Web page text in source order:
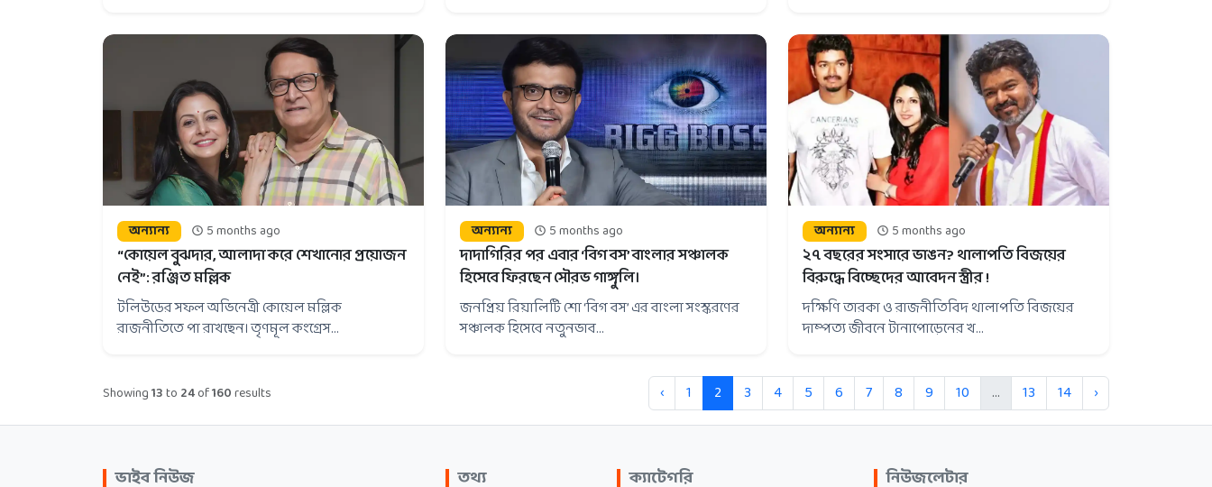
অন্যান্য 5 months ago
“কোয়েল বুঝদার, আলাদা করে শেখানোর প্রয়োজন
নেই”: রঞ্জিত মল্লিক
টলিউডের সফল অভিনেত্রী কোয়েল মল্লিক
রাজনীতিতে পা রাখছেন। তৃণমূল কংগ্রেস...
অন্যান্য 5 months ago
দাদাগিরির পর এবার ‘বিগ বস’ বাংলার সঞ্চালক
হিসেবে ফিরছেন সৌরভ গাঙ্গুলি।
জনপ্রিয় রিয়ালিটি শো ‘বিগ বস’ এর বাংলা সংস্করণের
সঞ্চালক হিসেবে নতুনভাব...
অন্যান্য 5 months ago
২৭ বছরের সংসারে ভাঙন? থালাপতি বিজয়ের
বিরুদ্ধে বিচ্ছেদের আবেদন স্ত্রীর !
দক্ষিণি তারকা ও রাজনীতিবিদ থালাপতি বিজয়ের
দাম্পত্য জীবনে টানাপোড়েনের খ...
Showing13to 24of160results ‹ 1 2 3 4 5 6 7 8 9 10 ... 13 14 ›
ভাইব নিউজ তথ্য ক্যাটেগরি নিউজলেটার